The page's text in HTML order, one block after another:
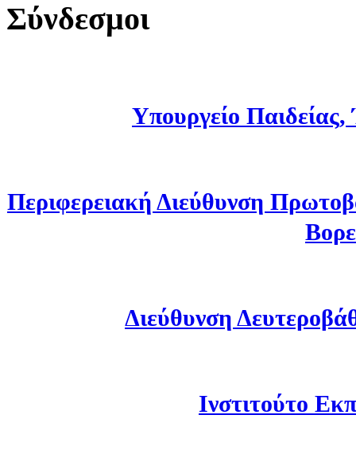
Σύνδεσμοι
Υπουργείο
Περιφερειακή Διεύθυνση
Διεύθυνση
Ινστιτούτο